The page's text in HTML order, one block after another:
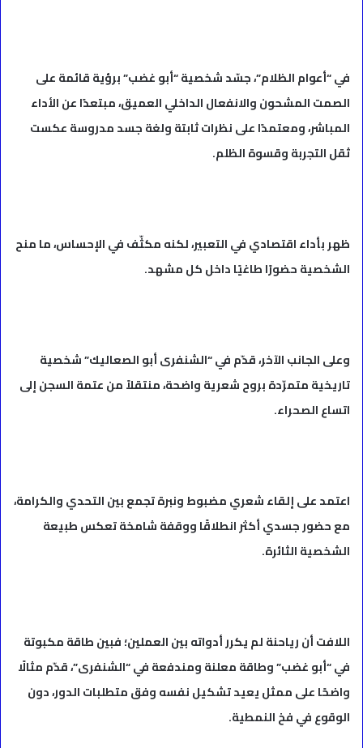
في “أعوام الظلام”، جسّد شخصية “أبو غضب” برؤية قائمة على
الصمت المشحون والانفعال الداخلي العميق، مبتعدًا عن الأداء
المباشر، ومعتمدًا على نظرات ثابتة ولغة جسد مدروسة عكست
ثقل التجربة وقسوة الظلم.
ظهر بأداء اقتصادي في التعبير، لكنه مكثّف في الإحساس، ما منح
الشخصية حضورًا طاغيًا داخل كل مشهد.
وعلى الجانب الآخر، قدّم في “الشنفرى أبو الصعاليك” شخصية
تاريخية متمرّدة بروح شعرية واضحة، منتقلاً من عتمة السجن إلى
اتساع الصحراء.
اعتمد على إلقاء شعري مضبوط ونبرة تجمع بين التحدي والكرامة،
مع حضور جسدي أكثر انطلاقًا ووقفة شامخة تعكس طبيعة
الشخصية الثائرة.
اللافت أن رياحنة لم يكرر أدواته بين العملين؛ فبين طاقة مكبوتة
في “أبو غضب” وطاقة معلنة ومندفعة في “الشنفرى”، قدّم مثالًا
واضحًا على ممثل يعيد تشكيل نفسه وفق متطلبات الدور، دون
الوقوع في فخ النمطية.